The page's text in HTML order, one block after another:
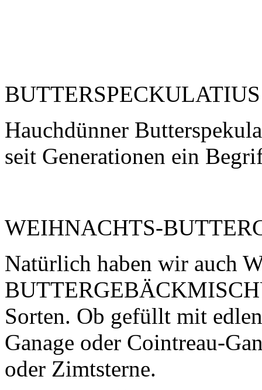
BUTTERSPECKULATIUS
Hauchdünner
seit Generationen ein
WEIHNACHTS-
Natürlich haben wir auch
Sorten. Ob gefüllt mit
Ganage oder Cointreau-
oder Zimtsterne.